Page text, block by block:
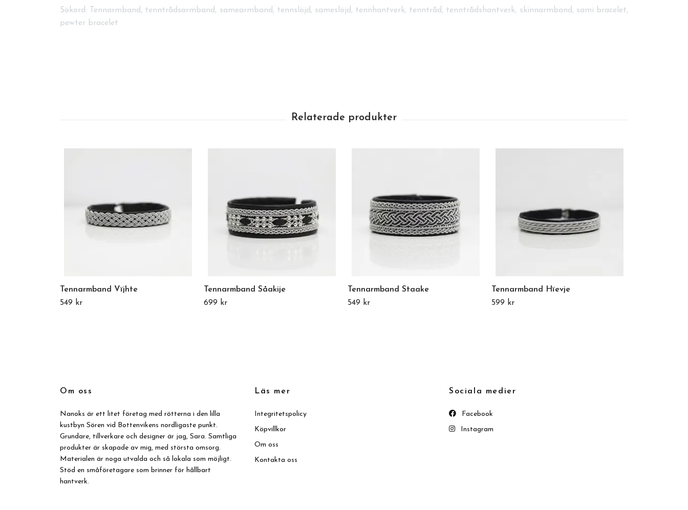
Sökord: Tennarmband, tenntrådsarmband, samearmband, tennslöjd, sameslöjd, tennhantverk, tenntråd, tenntrådshantverk, skinnarmband, sami bracelet,
pewter bracelet
Tennarmband Vïjhte
549 kr
Tennarmband Såakije
699 kr
Tennarmband Staake
549 kr
Tennarmband Hïevje
599 kr
Om oss
Nanoks är ett litet företag med rötterna i den lilla
kustbyn Sören vid Bottenvikens nordligaste punkt.
Grundare, tillverkare och designer är jag, Sara. Samtliga
produkter är skapade av mig, med största omsorg.
Materialen är noga utvalda och så lokala som möjligt.
Stöd en småföretagare som brinner för hållbart
hantverk.
Läs mer
Integritetspolicy
Köpvillkor
Om oss
Kontakta oss
Sociala medier
Facebook
Instagram